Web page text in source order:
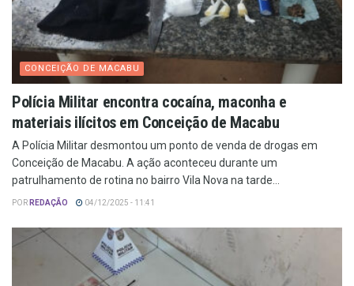
CONCEIÇÃO DE MACABU
Polícia Militar encontra cocaína, maconha e
materiais ilícitos em Conceição de Macabu
A Polícia Militar desmontou um ponto de venda de drogas em
Conceição de Macabu. A ação aconteceu durante um
patrulhamento de rotina no bairro Vila Nova na tarde...
POR REDAÇÃO 04/12/2025 - 11:41